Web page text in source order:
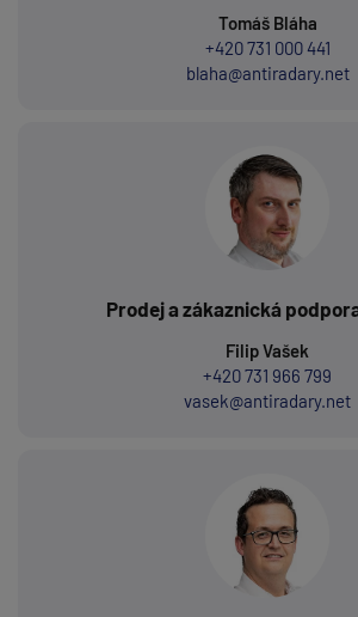
Tomáš Bláha
+420 731 000 441
blaha@antiradary.net
Prodej a zákaznická
Filip Vašek
+420 731 966 799
vasek@antiradary.net